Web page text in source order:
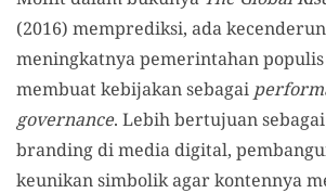
(2016) memprediksi, ada
meningkatnya pemerintahan
membuat kebijakan sebagai
governance. Lebih bertujuan
branding di media digital,
keunikan simbolik agar kontennya